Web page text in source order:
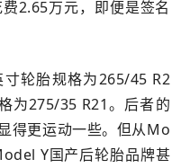
2.65万元，即便是签名
轮胎规格为265/45 R2
为275/35 R21。后者的
得更运动一些。但从Mo
Y国产后轮胎品牌甚